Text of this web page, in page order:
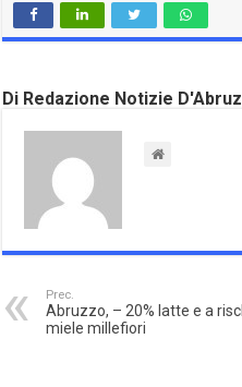
Di Redazione Notizie
Prec.
Abruzzo, – 20% latte e a
miele millefiori